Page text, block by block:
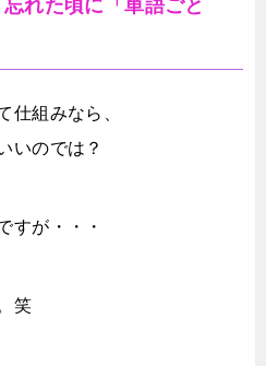
れた頃に「単語ごと
仕組みなら、
いのでは？
すが・・・
笑